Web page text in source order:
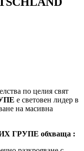
по целия свят
е световен лидер в
на масивна
ГРУПЕ обхваща :